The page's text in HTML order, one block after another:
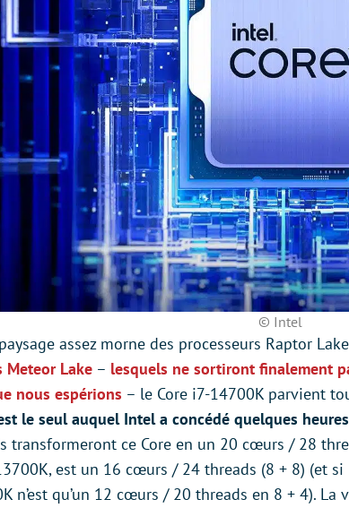
© Intel
assez morne des processeurs Raptor
Meteor Lake – lesquels ne sortiront finalement
nous espérions – le Core i7-14700K parvient
le seul auquel Intel a concédé quelques
transformeront ce Core en un 20 cœurs / 28
est un 16 cœurs / 24 threads (8 + 8) (et si
n’est qu’un 12 cœurs / 20 threads en 8 + 4). La